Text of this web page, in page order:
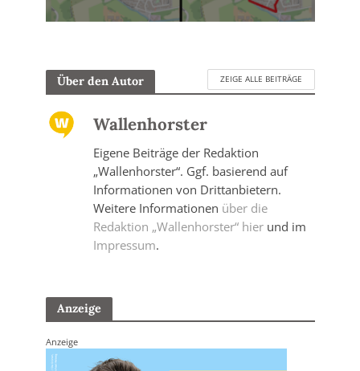
Über den Autor ZEIGE ALLE BEITRÄGE
Wallenhorster
Eigene Beiträge der Redaktion
„Wallenhorster“. Ggf. basierend auf
Informationen von Drittanbietern.
Weitere Informationen über die
Redaktion „Wallenhorster“ hierund im
Impressum.
Anzeige
Anzeige